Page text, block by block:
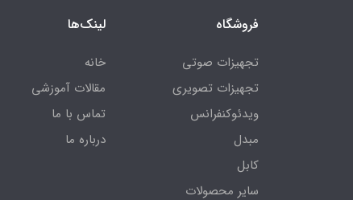
فروشگاه
تجهیزات صوتی
تجهیزات تصویری
ویدئوکنفرانس
مبدل
کابل
سایر محصولات
لینک‌ها
خانه
مقالات آموزشی
تماس با ما
درباره ما